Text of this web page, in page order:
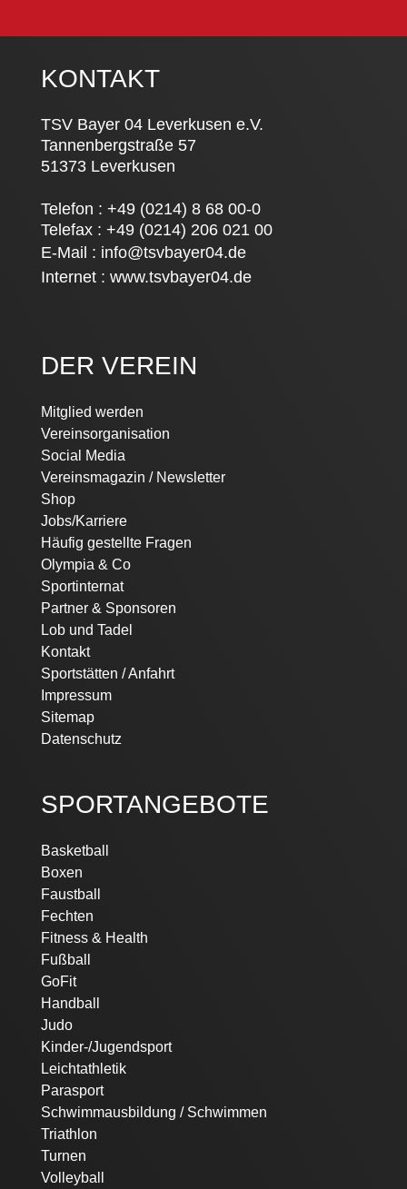
KONTAKT
TSV Bayer 04 Leverkusen e.V.
Tannenbergstraße 57
51373 Leverkusen
Telefon : +49 (0214) 8 68 00-0
Telefax : +49 (0214) 206 021 00
E-Mail : info@tsvbayer04.de
Internet : www.tsvbayer04.de
DER VEREIN
Navigation
überspringen
Mitglied werden
Vereinsorganisation
Social Media
Vereinsmagazin / Newsletter
Shop
Jobs/Karriere
Häufig gestellte Fragen
Olympia & Co
Sportinternat
Partner & Sponsoren
Lob und Tadel
Kontakt
Sportstätten / Anfahrt
Impressum
Sitemap
Datenschutz
SPORTANGEBOTE
Navigation
überspringen
Basketball
Boxen
Faustball
Fechten
Fitness & Health
Fußball
GoFit
Handball
Judo
Kinder-/Jugendsport
Leichtathletik
Parasport
Schwimmausbildung / Schwimmen
Triathlon
Turnen
Volleyball